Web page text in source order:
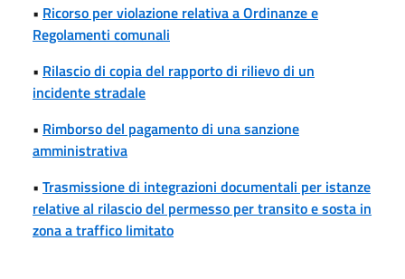
• Ricorso per violazione relativa a Ordinanze e
Regolamenti comunali
• Rilascio di copia del rapporto di rilievo di un
incidente stradale
• Rimborso del pagamento di una sanzione
amministrativa
• Trasmissione di integrazioni documentali per istanze
relative al rilascio del permesso per transito e sosta in
zona a traffico limitato